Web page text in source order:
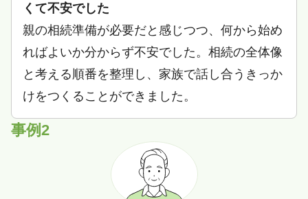
くて不安でした
親の相続準備が必要だと感じつつ、何から始め
ればよいか分からず不安でした。相続の全体像
と考える順番を整理し、家族で話し合うきっか
けをつくることができました。
事例2